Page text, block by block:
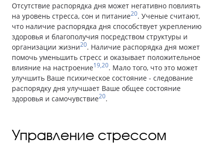
Отсутствие распорядка дня может негативно повлиять
на уровень стресса, сон и питание20. Ученые считают,
что наличие распорядка дня способствует укреплению
здоровья и благополучия посредством структуры и
организации жизни20. Наличие распорядка дня может
помочь уменьшить стресс и оказывает положительное
влияние на настроение19,20. Мало того, что это может
улучшить Ваше психическое состояние - следование
распорядку дня улучшает Ваше общее состояние
здоровья и самочувствие20.
Управление стрессом